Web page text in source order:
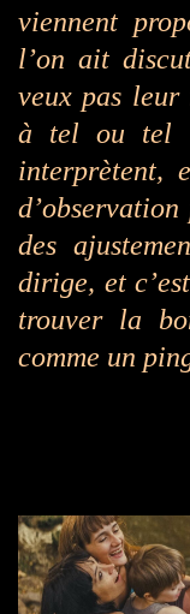
viennent
l’on ait
veux pas leur
à tel ou tel
interprètent,
d’observation
des
dirige, et
trouver la
comme un